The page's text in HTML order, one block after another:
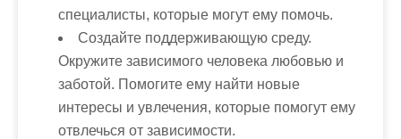
специалисты, которые могут ему помочь.
Создайте поддерживающую среду.
Окружите зависимого человека любовью и
заботой. Помогите ему найти новые
интересы и увлечения, которые помогут ему
отвлечься от зависимости.